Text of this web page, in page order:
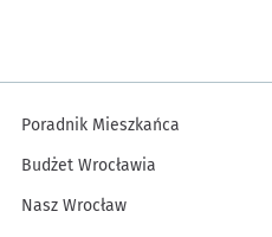
Poradnik Mieszkańca
Budżet Wrocławia
Nasz Wrocław